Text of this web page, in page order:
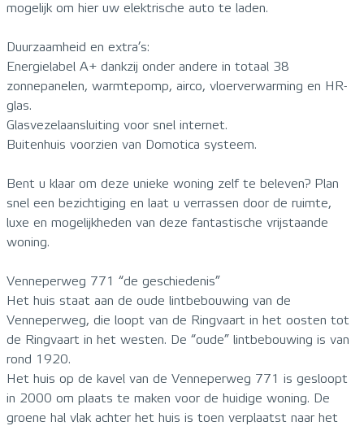
mogelijk om hier uw elektrische auto te laden.
Duurzaamheid en extra’s:
Energielabel A+ dankzij onder andere in totaal 38
zonnepanelen, warmtepomp, airco, vloerverwarming en HR-
glas.
Glasvezelaansluiting voor snel internet.
Buitenhuis voorzien van Domotica systeem.
Bent u klaar om deze unieke woning zelf te beleven? Plan
snel een bezichtiging en laat u verrassen door de ruimte,
luxe en mogelijkheden van deze fantastische vrijstaande
woning.
Venneperweg 771 “de geschiedenis”
Het huis staat aan de oude lintbebouwing van de
Venneperweg, die loopt van de Ringvaart in het oosten tot
de Ringvaart in het westen. De “oude” lintbebouwing is van
rond 1920.
Het huis op de kavel van de Venneperweg 771 is gesloopt
in 2000 om plaats te maken voor de huidige woning. De
groene hal vlak achter het huis is toen verplaatst naar het